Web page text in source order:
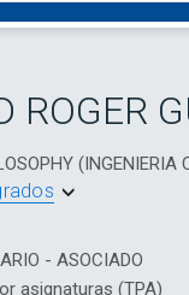
ROGER
- ASOCIADO
asignaturas (TPA)